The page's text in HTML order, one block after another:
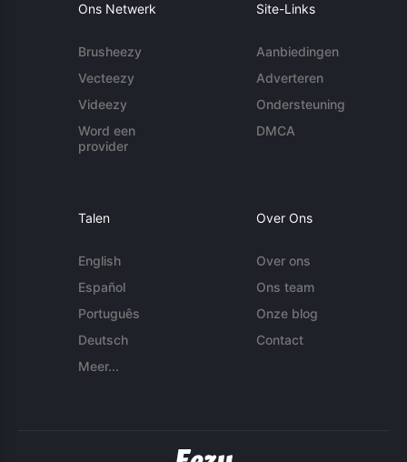
Ons Netwerk
Brusheezy
Vecteezy
Videezy
Word een
provider
Site-Links
Aanbiedingen
Adverteren
Ondersteuning
DMCA
Talen
English
Español
Português
Deutsch
Meer...
Over Ons
Over ons
Ons team
Onze blog
Contact